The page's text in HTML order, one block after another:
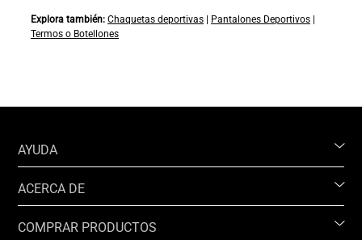
Explora también: Chaquetas deportivas | Pantalones Deportivos |
Termos o Botellones
AYUDA
ACERCA DE
COMPRAR PRODUCTOS